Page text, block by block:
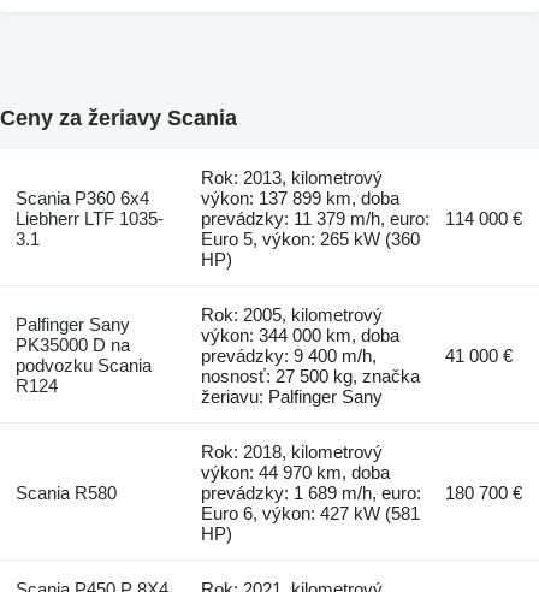
Ceny za žeriavy Scania
Scania P360 6x4
Liebherr LTF 1035-
3.1
Rok: 2013, kilometrový
výkon: 137 899 km, doba
prevádzky: 11 379 m/h, euro:
Euro 5, výkon: 265 kW (360
HP)
114 000 €
Palfinger Sany
PK35000 D na
podvozku Scania
R124
Rok: 2005, kilometrový
výkon: 344 000 km, doba
prevádzky: 9 400 m/h,
nosnosť: 27 500 kg, značka
žeriavu: Palfinger Sany
41 000 €
Scania R580
Rok: 2018, kilometrový
výkon: 44 970 km, doba
prevádzky: 1 689 m/h, euro:
Euro 6, výkon: 427 kW (581
HP)
180 700 €